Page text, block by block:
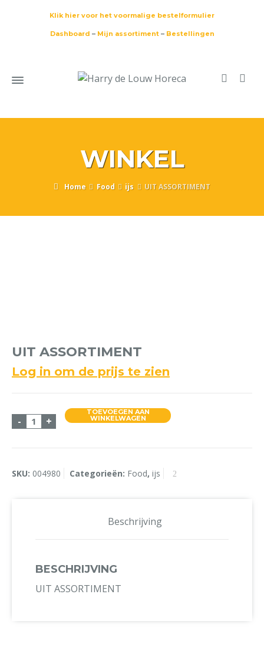
Klik hier voor het voormalige bestelformulier
Dashboard – Mijn assortiment– Bestellingen
WINKEL
Home Food ijs UIT ASSORTIMENT
UIT ASSORTIMENT
Log in om de prijs te zien
- UIT ASSORTIMENT aantal
+
TOEVOEGEN AAN
WINKELWAGEN
SKU: 004980 Categorieën: Food, ijs
Beschrijving
BESCHRIJVING
UIT ASSORTIMENT